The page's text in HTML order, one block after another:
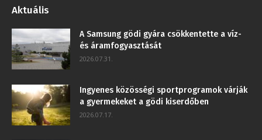
Aktuális
A Samsung gödi gyára csökkentette a víz-
és áramfogyasztását
2026.07.31.
Ingyenes közösségi sportprogramok várják
a gyermekeket a gödi kiserdőben
2026.07.17.